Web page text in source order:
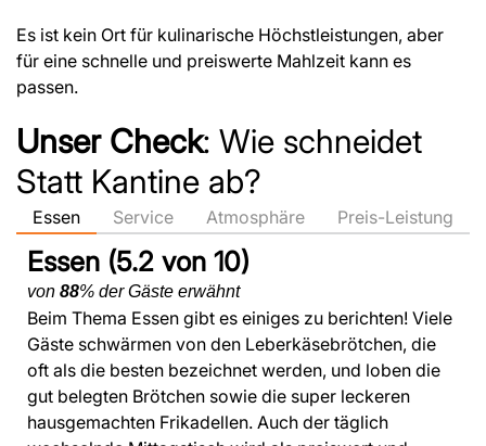
Es ist kein Ort für kulinarische Höchstleistungen, aber
für eine schnelle und preiswerte Mahlzeit kann es
passen.
Unser Check: Wie schneidet
Statt Kantine ab?
Essen Service Atmosphäre Preis-Leistung
Essen (5.2 von 10)
von 88% der Gäste erwähnt
Beim Thema Essen gibt es einiges zu berichten! Viele
Gäste schwärmen von den Leberkäsebrötchen, die
oft als die besten bezeichnet werden, und loben die
gut belegten Brötchen sowie die super leckeren
hausgemachten Frikadellen. Auch der täglich